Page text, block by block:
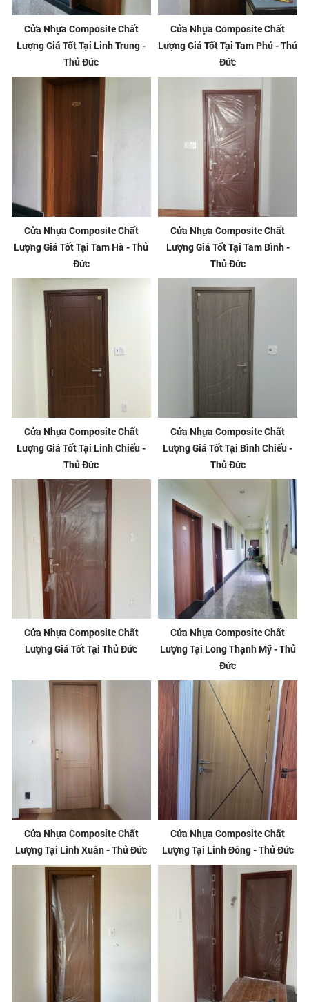
Cửa Nhựa Composite Chất
Lượng Giá Tốt Tại Linh Trung -
Thủ Đức
Cửa Nhựa Composite Chất
Lượng Giá Tốt Tại Tam Phú - Thủ
Đức
Cửa Nhựa Composite Chất
Lượng Giá Tốt Tại Tam Hà - Thủ
Đức
Cửa Nhựa Composite Chất
Lượng Giá Tốt Tại Tam Bình -
Thủ Đức
Cửa Nhựa Composite Chất
Lượng Giá Tốt Tại Linh Chiểu -
Thủ Đức
Cửa Nhựa Composite Chất
Lượng Giá Tốt Tại Bình Chiểu -
Thủ Đức
Cửa Nhựa Composite Chất
Lượng Giá Tốt Tại Thủ Đức
Cửa Nhựa Composite Chất
Lượng Tại Long Thạnh Mỹ - Thủ
Đức
Cửa Nhựa Composite Chất
Lượng Tại Linh Xuân - Thủ Đức
Cửa Nhựa Composite Chất
Lượng Tại Linh Đông - Thủ Đức